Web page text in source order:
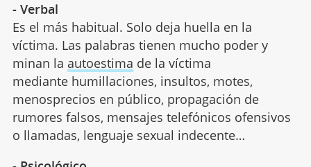
- Verbal
Es el más habitual. Solo deja huella en la
víctima. Las palabras tienen mucho poder y
minan la autoestima de la víctima
mediante humillaciones, insultos, motes,
menosprecios en público, propagación de
rumores falsos, mensajes telefónicos ofensivos
o llamadas, lenguaje sexual indecente…